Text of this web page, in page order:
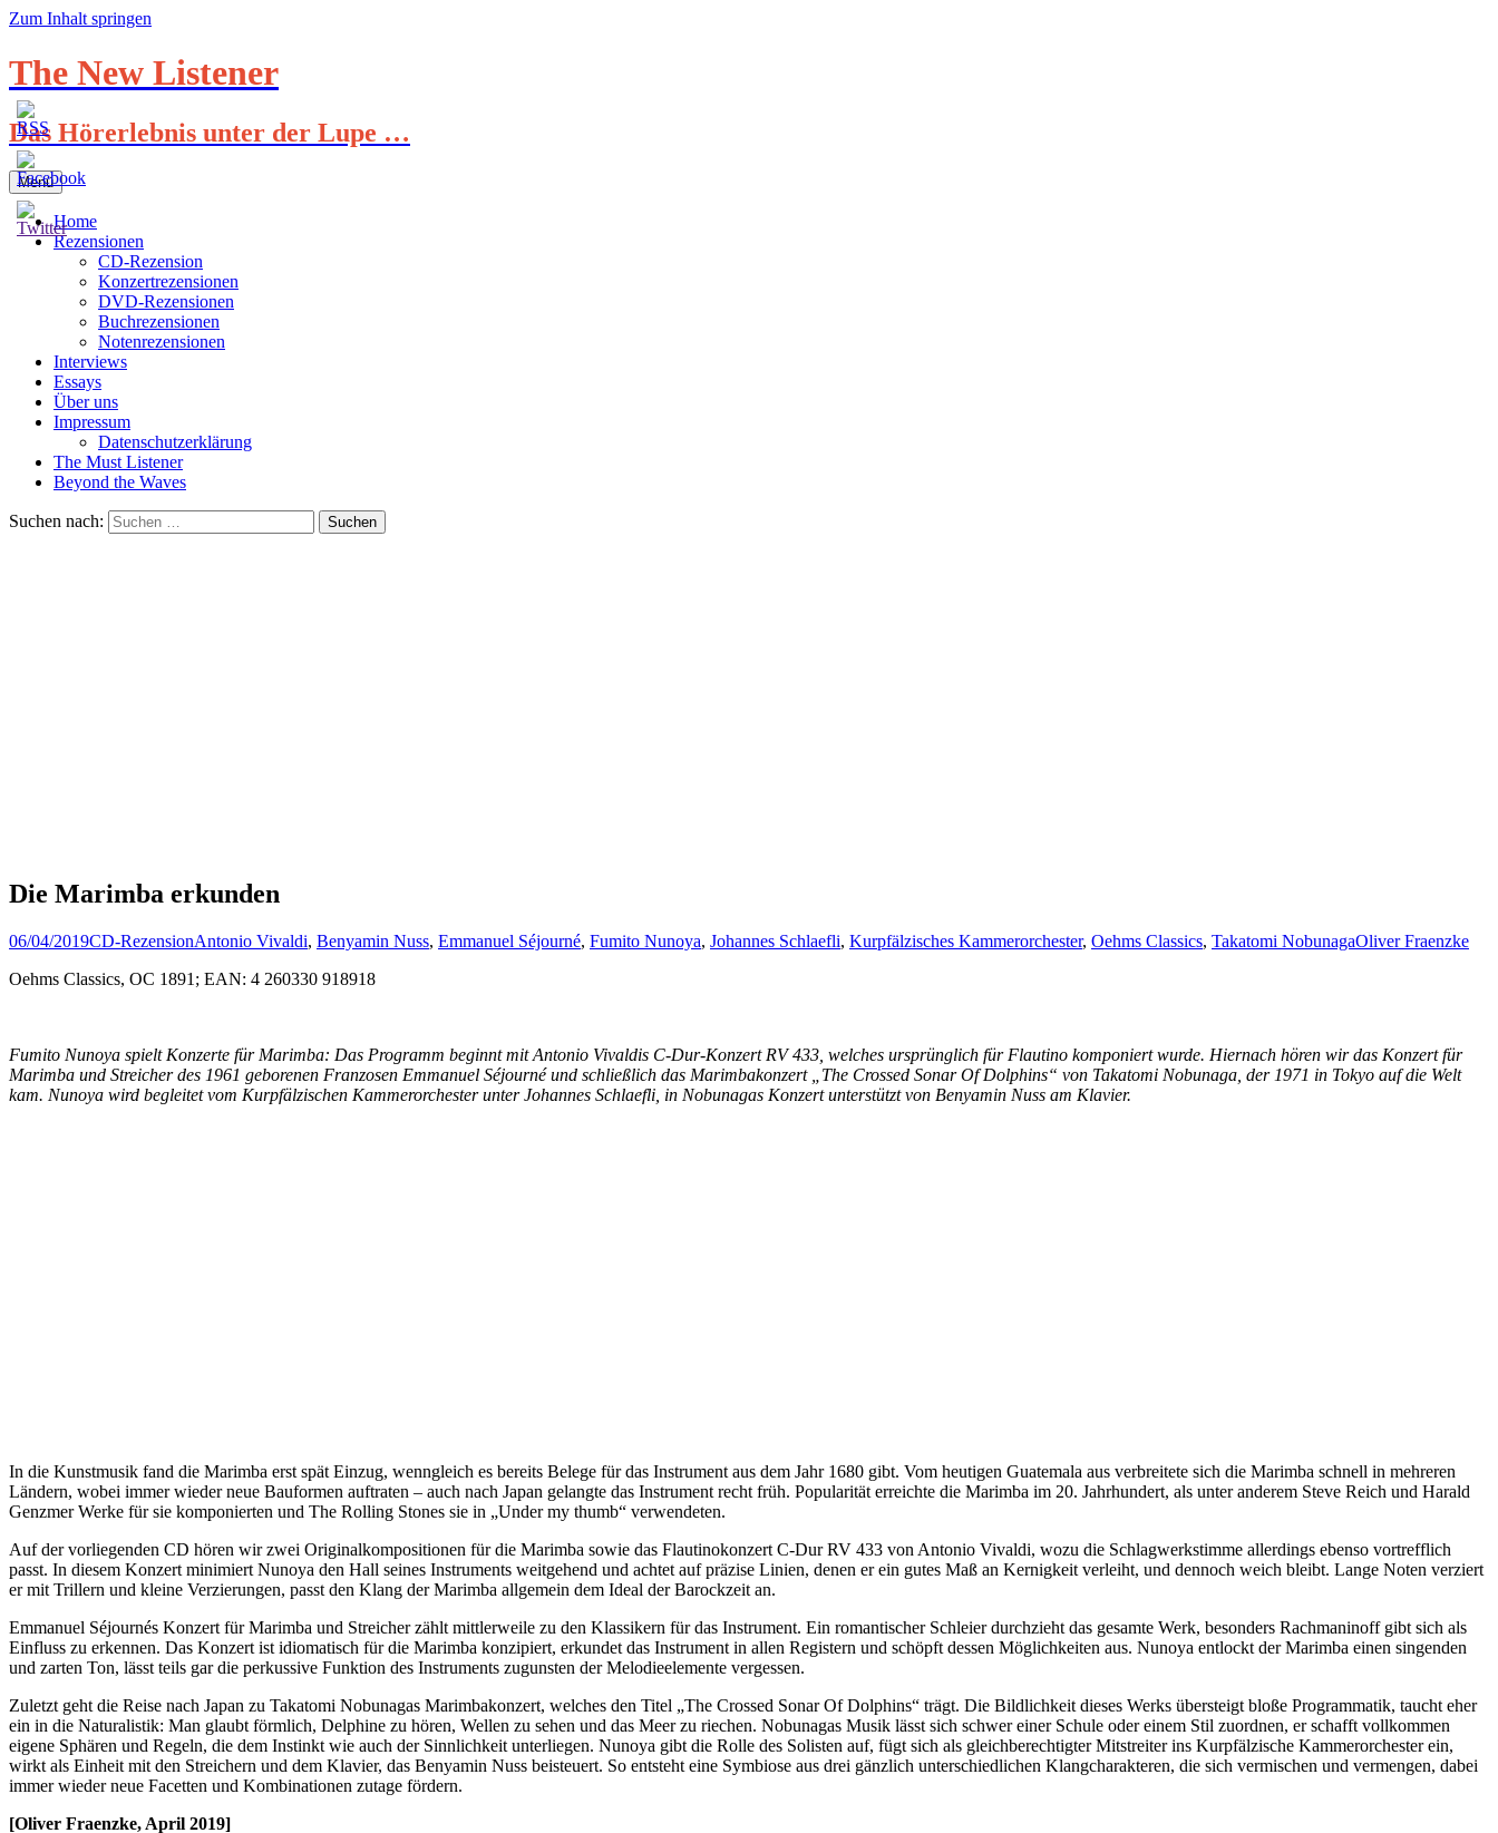
Zum Inhalt springen
The New Listener
Das Hörerlebnis unter der Lupe …
Menü
Home
Rezensionen
CD-Rezension
Konzertrezensionen
DVD-Rezensionen
Buchrezensionen
Notenrezensionen
Interviews
Essays
Über uns
Impressum
Datenschutzerklärung
The Must Listener
Beyond the Waves
Suchen nach:
Die Marimba erkunden
06/04/2019CD-RezensionAntonio Vivaldi, Benyamin Nuss, Emmanuel Séjourné, Fumito Nunoya, Johannes Schlaefli, Kurpfälzisches Kammerorchester, Oehms Classics, Takatomi NobunagaOliver Fraenzke
Oehms Classics, OC 1891; EAN: 4 260330 918918
Fumito Nunoya spielt Konzerte für Marimba: Das Programm beginnt mit Antonio Vivaldis C-Dur-Konzert RV 433, welches ursprünglich für Flautino komponiert wurde. Hiernach hören wir das Konzert für
Marimba und Streicher des 1961 geborenen Franzosen Emmanuel Séjourné und schließlich das Marimbakonzert „The Crossed Sonar Of Dolphins“ von Takatomi Nobunaga, der 1971 in Tokyo auf die Welt
kam. Nunoya wird begleitet vom Kurpfälzischen Kammerorchester unter Johannes Schlaefli, in Nobunagas Konzert unterstützt von Benyamin Nuss am Klavier.
In die Kunstmusik fand die Marimba erst spät Einzug, wenngleich es bereits Belege für das Instrument aus dem Jahr 1680 gibt. Vom heutigen Guatemala aus verbreitete sich die Marimba schnell in mehreren
Ländern, wobei immer wieder neue Bauformen auftraten – auch nach Japan gelangte das Instrument recht früh. Popularität erreichte die Marimba im 20. Jahrhundert, als unter anderem Steve Reich und Harald
Genzmer Werke für sie komponierten und The Rolling Stones sie in „Under my thumb“ verwendeten.
Auf der vorliegenden CD hören wir zwei Originalkompositionen für die Marimba sowie das Flautinokonzert C-Dur RV 433 von Antonio Vivaldi, wozu die Schlagwerkstimme allerdings ebenso vortrefflich
passt. In diesem Konzert minimiert Nunoya den Hall seines Instruments weitgehend und achtet auf präzise Linien, denen er ein gutes Maß an Kernigkeit verleiht, und dennoch weich bleibt. Lange Noten verziert
er mit Trillern und kleine Verzierungen, passt den Klang der Marimba allgemein dem Ideal der Barockzeit an.
Emmanuel Séjournés Konzert für Marimba und Streicher zählt mittlerweile zu den Klassikern für das Instrument. Ein romantischer Schleier durchzieht das gesamte Werk, besonders Rachmaninoff gibt sich als
Einfluss zu erkennen. Das Konzert ist idiomatisch für die Marimba konzipiert, erkundet das Instrument in allen Registern und schöpft dessen Möglichkeiten aus. Nunoya entlockt der Marimba einen singenden
und zarten Ton, lässt teils gar die perkussive Funktion des Instruments zugunsten der Melodieelemente vergessen.
Zuletzt geht die Reise nach Japan zu Takatomi Nobunagas Marimbakonzert, welches den Titel „The Crossed Sonar Of Dolphins“ trägt. Die Bildlichkeit dieses Werks übersteigt bloße Programmatik, taucht eher
ein in die Naturalistik: Man glaubt förmlich, Delphine zu hören, Wellen zu sehen und das Meer zu riechen. Nobunagas Musik lässt sich schwer einer Schule oder einem Stil zuordnen, er schafft vollkommen
eigene Sphären und Regeln, die dem Instinkt wie auch der Sinnlichkeit unterliegen. Nunoya gibt die Rolle des Solisten auf, fügt sich als gleichberechtigter Mitstreiter ins Kurpfälzische Kammerorchester ein,
wirkt als Einheit mit den Streichern und dem Klavier, das Benyamin Nuss beisteuert. So entsteht eine Symbiose aus drei gänzlich unterschiedlichen Klangcharakteren, die sich vermischen und vermengen, dabei
immer wieder neue Facetten und Kombinationen zutage fördern.
[Oliver Fraenzke, April 2019]